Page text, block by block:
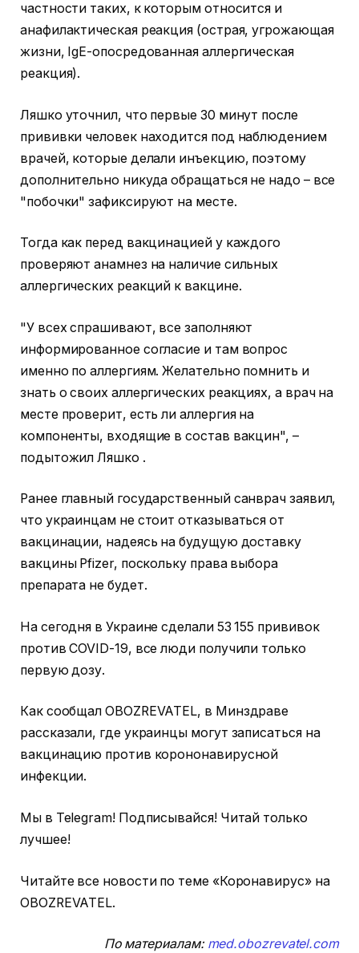
частности таких, к которым относится и
анафилактическая реакция (острая, угрожающая
жизни, IgE-опосредованная аллергическая
реакция).
Ляшко уточнил, что первые 30 минут после
прививки человек находится под наблюдением
врачей, которые делали инъекцию, поэтому
дополнительно никуда обращаться не надо – все
"побочки" зафиксируют на месте.
Тогда как перед вакцинацией у каждого
проверяют анамнез на наличие сильных
аллергических реакций к вакцине.
"У всех спрашивают, все заполняют
информированное согласие и там вопрос
именно по аллергиям. Желательно помнить и
знать о своих аллергических реакциях, а врач на
месте проверит, есть ли аллергия на
компоненты, входящие в состав вакцин", –
подытожил Ляшко .
Ранее главный государственный санврач заявил,
что украинцам не стоит отказываться от
вакцинации, надеясь на будущую доставку
вакцины Pfizer, поскольку права выбора
препарата не будет.
На сегодня в Украине сделали 53 155 прививок
против COVID-19, все люди получили только
первую дозу.
Как сообщал OBOZREVATEL, в Минздраве
рассказали, где украинцы могут записаться на
вакцинацию против корононавирусной
инфекции.
Мы в Telegram! Подписывайся! Читай только
лучшее!
Читайте все новости по теме «Коронавирус» на
OBOZREVATEL.
По материалам: med.obozrevatel.com